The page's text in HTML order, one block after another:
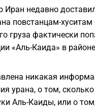
Иран недавно
повстанцам-
груза фактически
«Аль-Каида» в
никакая
урана, о том, сколько
Аль-Каиды, или о